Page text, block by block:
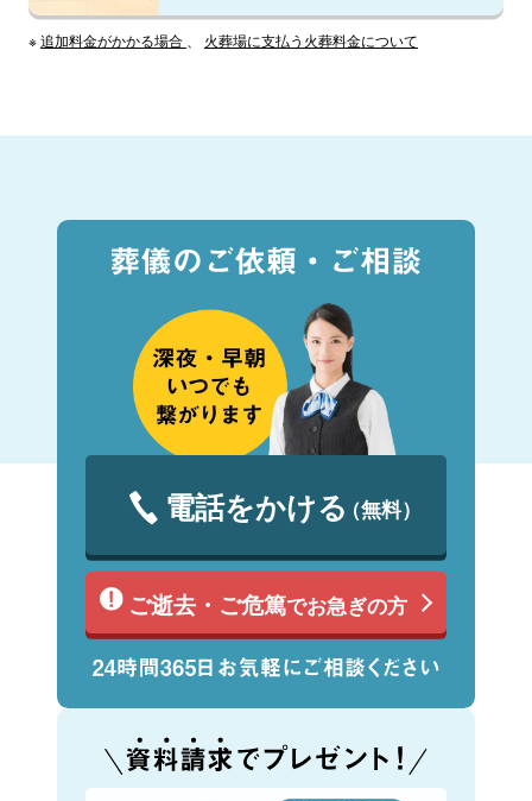
※追加料金がかかる場合 火葬場に支払う火葬料金について
電話をかける（無料）
ご逝去・ご危篤でお急ぎの方